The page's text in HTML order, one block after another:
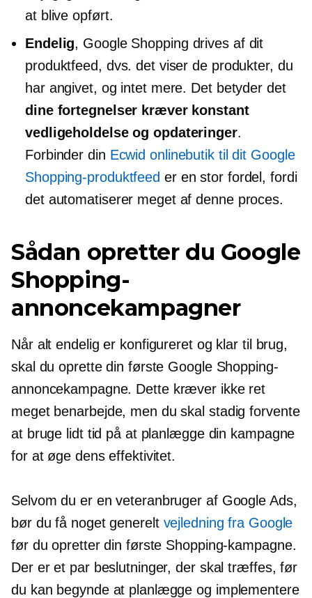
at blive opført.
Endelig, Google Shopping drives af dit
produktfeed, dvs. det viser de produkter, du
har angivet, og intet mere. Det betyder det
dine fortegnelser kræver konstant
vedligeholdelse og opdateringer.
Forbinder din Ecwid onlinebutik til dit Google
Shopping-produktfeed er en stor fordel, fordi
det automatiserer meget af denne proces.
Sådan opretter du Google
Shopping-
annoncekampagner
Når alt endelig er konfigureret og klar til brug,
skal du oprette din første Google Shopping-
annoncekampagne. Dette kræver ikke ret
meget benarbejde, men du skal stadig forvente
at bruge lidt tid på at planlægge din kampagne
for at øge dens effektivitet.
Selvom du er en veteranbruger af Google Ads,
bør du få noget generelt vejledning fra Google
før du opretter din første Shopping-kampagne.
Der er et par beslutninger, der skal træffes, før
du kan begynde at planlægge og implementere